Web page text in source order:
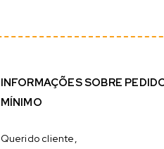
INFORMAÇÕES SOBRE
MÍNIMO
Querido cliente,